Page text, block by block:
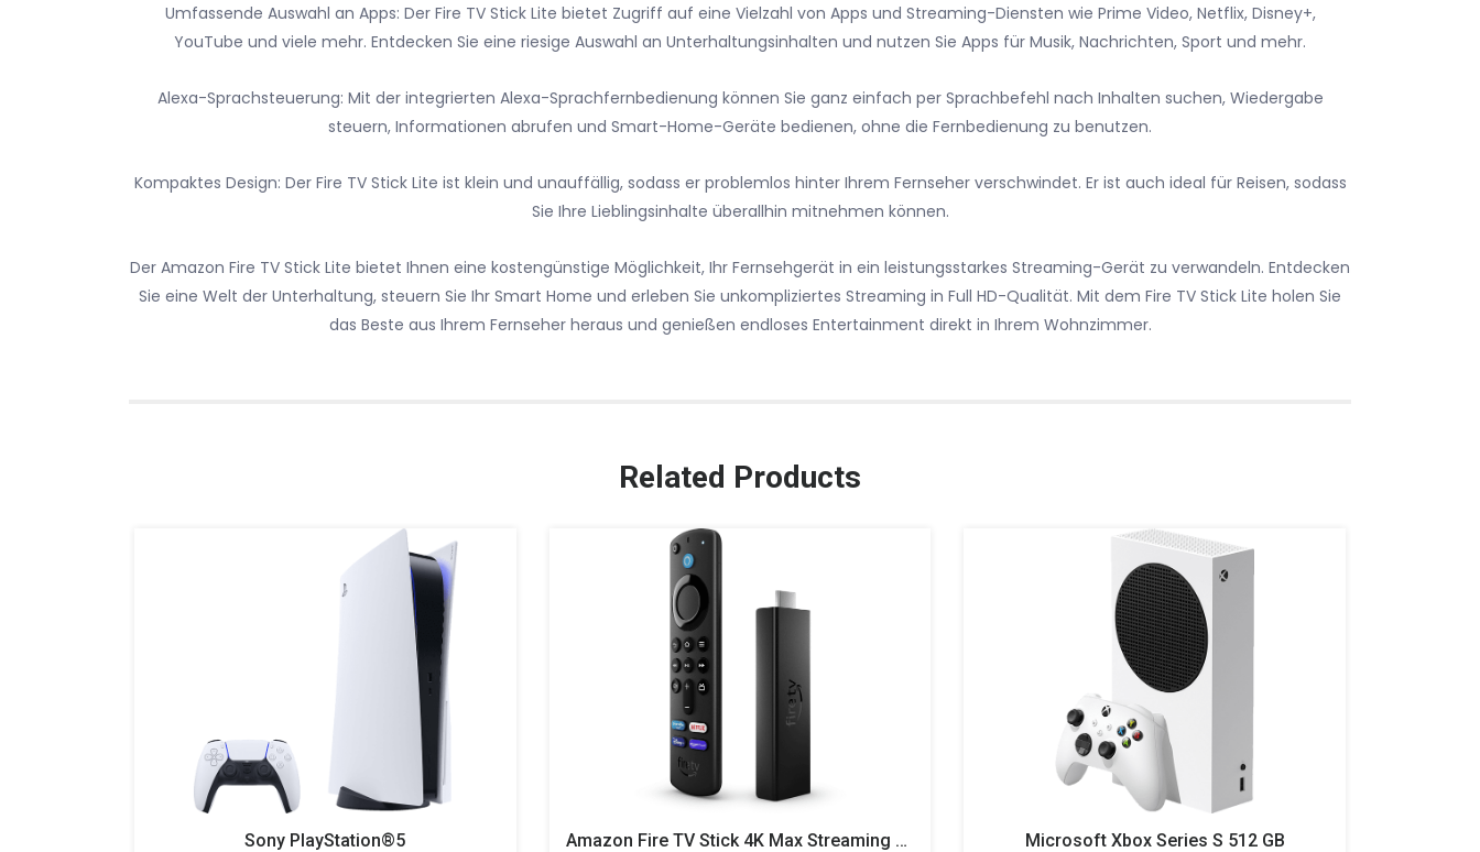
Umfassende Auswahl an Apps: Der Fire TV Stick Lite bietet Zugriff auf eine Vielzahl von Apps und Streaming-Diensten wie Prime Video, Netflix, Disney+,
YouTube und viele mehr. Entdecken Sie eine riesige Auswahl an Unterhaltungsinhalten und nutzen Sie Apps für Musik, Nachrichten, Sport und mehr.
Alexa-Sprachsteuerung: Mit der integrierten Alexa-Sprachfernbedienung können Sie ganz einfach per Sprachbefehl nach Inhalten suchen, Wiedergabe
steuern, Informationen abrufen und Smart-Home-Geräte bedienen, ohne die Fernbedienung zu benutzen.
Kompaktes Design: Der Fire TV Stick Lite ist klein und unauffällig, sodass er problemlos hinter Ihrem Fernseher verschwindet. Er ist auch ideal für Reisen, sodass
Sie Ihre Lieblingsinhalte überallhin mitnehmen können.
Der Amazon Fire TV Stick Lite bietet Ihnen eine kostengünstige Möglichkeit, Ihr Fernsehgerät in ein leistungsstarkes Streaming-Gerät zu verwandeln. Entdecken
Sie eine Welt der Unterhaltung, steuern Sie Ihr Smart Home und erleben Sie unkompliziertes Streaming in Full HD-Qualität. Mit dem Fire TV Stick Lite holen Sie
das Beste aus Ihrem Fernseher heraus und genießen endloses Entertainment direkt in Ihrem Wohnzimmer.
Related Products
Sony PlayStation®5 Amazon Fire TV Stick 4K Max Streaming Stick, Schwarz Microsoft Xbox Series S 512 GB